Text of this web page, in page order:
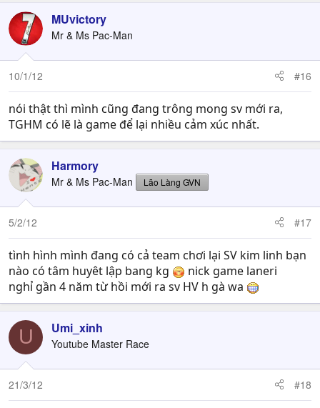
MUvictory
Mr & Ms Pac-Man
10/1/12 #16
nói thật thì mình cũng đang trông mong sv mới ra,
TGHM có lẽ là game để lại nhiều cảm xúc nhất.
Harmory
Mr & Ms Pac-Man Lão Làng GVN
5/2/12 #17
tình hình mình đang có cả team chơi lại SV kim linh bạn
nào có tâm huyêt lập bang kg
nick game laneri
nghỉ gần 4 năm từ hồi mới ra sv HV h gà wa
U Umi_xinh
Youtube Master Race
21/3/12 #18